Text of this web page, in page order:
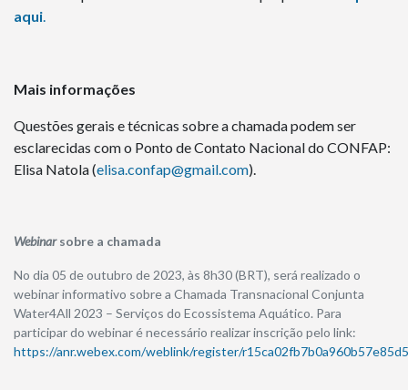
aqui
Mais informações
Questões gerais e técnicas sobre a chamada podem ser
esclarecidas com o Ponto de Contato Nacional do CONFAP:
Elisa Natola (elisa.confap@gmail.com).
Webinarsobre a chamada
No dia 05 de outubro de 2023, às 8h30 (BRT), será realizado o
webinar informativo sobre a Chamada Transnacional Conjunta
Water4All 2023 – Serviços do Ecossistema Aquático. Para
participar do webinar é necessário realizar inscrição pelo link:
https://anr.webex.com/weblink/register/